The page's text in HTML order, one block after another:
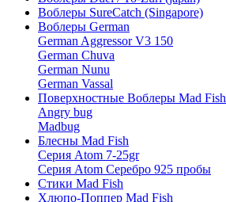
Воблеры SureCatch (Singapore)
Воблеры German
German Aggressor V3 150
German Chuva
German Nunu
German Vassal
Поверхностные Воблеры Mad Fish
Angry bug
Madbug
Блесны Mad Fish
Серия Atom 7-25gr
Серия Atom Серебро 925 пробы
Стики Mad Fish
Хлюпо-Поппер Mad Fish